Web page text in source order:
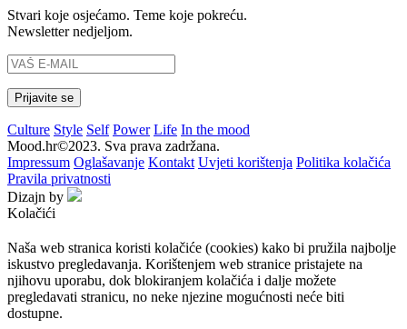
Stvari koje osjećamo. Teme koje pokreću.
Newsletter nedjeljom.
Culture Style Self Power Life In the mood
Mood.hr©2023. Sva prava zadržana.
Impressum Oglašavanje Kontakt Uvjeti korištenja Politika kolačića
Pravila privatnosti
Dizajn by
Kolačići
Naša web stranica koristi kolačiće (cookies) kako bi pružila najbolje
iskustvo pregledavanja. Korištenjem web stranice pristajete na
njihovu uporabu, dok blokiranjem kolačića i dalje možete
pregledavati stranicu, no neke njezine mogućnosti neće biti
dostupne.